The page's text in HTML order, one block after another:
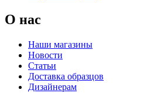
О нас
Наши магазины
Новости
Статьи
Доставка образцов
Дизайнерам